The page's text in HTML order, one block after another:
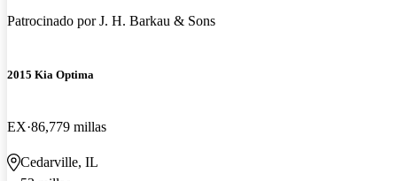
Patrocinado porJ. H. Barkau & Sons
2015 Kia Optima
EX 86,779 millas
Cedarville, IL